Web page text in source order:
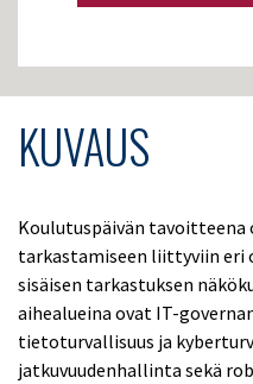
KUVAUS
Koulutuspäivän tavoitteena
tarkastamiseen liittyviin eri
sisäisen tarkastuksen
aihealueina ovat IT-
tietoturvallisuus ja
jatkuvuudenhallinta sekä